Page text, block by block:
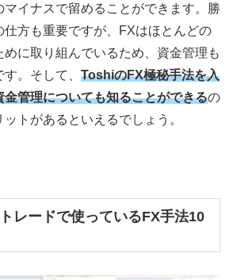
マイナスで留めることができます。勝
方も重要ですが、
FXはほとんどの
めに取り組んでいるため、資金管理も
。そして、 ToshiのFX極秘手法を入
金管理についても知ることができるの
トがあるといえるでしょう。
レードで使っているFX手法10